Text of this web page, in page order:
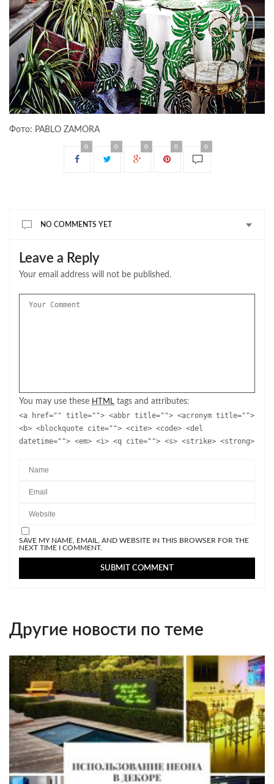
Фото: PABLO ZAMORA
0 0 0 0 0
NO COMMENTS YET
Leave a Reply
Your email address will not be published.
You may use these HTML tags and attributes:
<a href="" title=""> <abbr title=""> <acronym title="">
<b> <blockquote cite=""> <cite> <code> <del
datetime=""> <em> <i> <q cite=""> <s> <strike> <strong>
SAVE MY NAME, EMAIL, AND WEBSITE IN THIS BROWSER FOR THE
NEXT TIME I COMMENT.
Другие новости по теме